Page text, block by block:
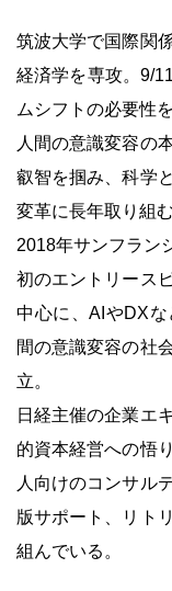
筑波大学で国際関
経済学を専攻。9/
ムシフトの必要性
人間の意識変容の
叡智を掴み、科学
変革に長年取り組む
2018年サンフラン
初のエントリース
中心に、AIやDXな
間の意識変容の社
立。
日経主催の企業エ
的資本経営への悟
人向けのコンサル
版サポート、リト
組んでいる。